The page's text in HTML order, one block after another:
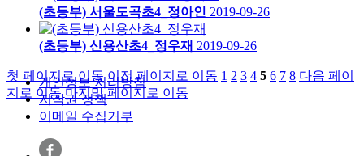
(초등부) 서울도곡초4_정아인 2019-09-26
(초등부) 신용산초4_정우재 2019-09-26
첫 페이지로 이동 이전 페이지로 이동 1 2 3 4 5 6 7 8 다음 페이
지로 이동 마지막 페이지로 이동
개인정보 처리방침
저작권 정책
이메일 수집거부